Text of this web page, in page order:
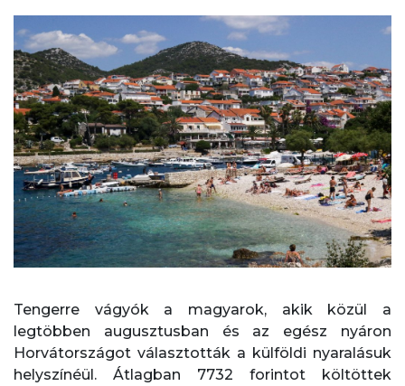
Tengerre vágyók a magyarok, akik közül a
legtöbben augusztusban és az egész nyáron
Horvátországot választották a külföldi nyaralásuk
helyszínéül. Átlagban 7732 forintot költöttek